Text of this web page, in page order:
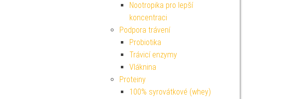
Nootropika pro lepší
koncentraci
Podpora trávení
Probiotika
Trávicí enzymy
Vláknina
Proteiny
100% syrovátkové (whey)